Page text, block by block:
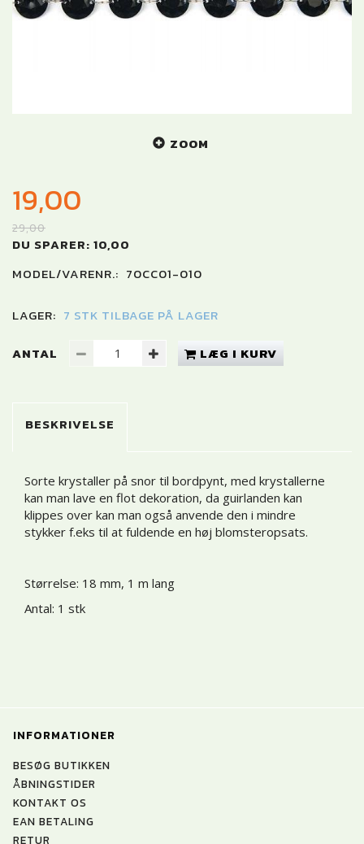
ZOOM
19,00
29,00
DU SPARER: 10,00
MODEL/VARENR.: 70CC01-010
LAGER: 7 STK TILBAGE PÅ LAGER
ANTAL LÆG I KURV
BESKRIVELSE
Sorte krystaller på snor til bordpynt, med krystallerne
kan man lave en flot dekoration, da guirlanden kan
klippes over kan man også anvende den i mindre
stykker f.eks til at fuldende en høj blomsteropsats.
Størrelse: 18 mm, 1 m lang
Antal: 1 stk
INFORMATIONER
BESØG BUTIKKEN
ÅBNINGSTIDER
KONTAKT OS
EAN BETALING
RETUR